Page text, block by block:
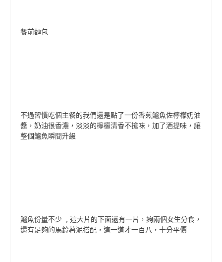
餐前麵包
不過習慣吃個主餐的我們還是點了一份香煎鱸魚佐檸檬奶油
醬，奶油很香濃，淡淡的檸檬清香不搶味，加了酒提味，讓
整個鱸魚瞬間升級
鱸魚份量不少 , 這大片的下面還有一片，夠兩個女生分食，
還有足夠的馬鈴薯泥搭配，這一道才一百八，十分平價